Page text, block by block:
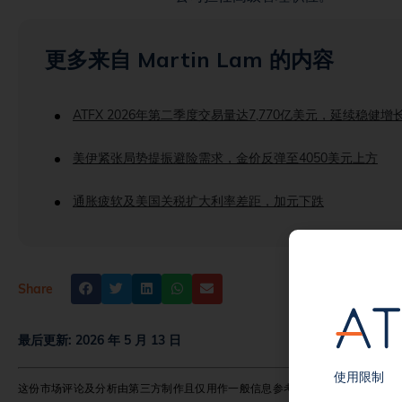
更多来自 Martin Lam 的内容
ATFX 2026年第二季度交易量达7,770亿美元，延续稳健增
美伊紧张局势提振避险需求，金价反弹至4050美元上方
通胀疲软及美国关税扩大利率差距，加元下跌
Share
最后更新: 2026 年 5 月 13 日
这份市场评论及分析由第三方制作且仅用作一般信息参考，文中表达的观点均
使用限制